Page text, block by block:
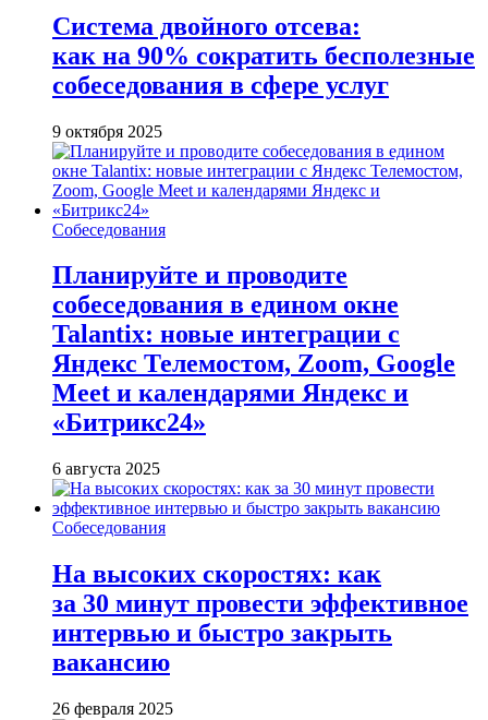
Система двойного отсева:
как на 90% сократить бесполезные
собеседования в сфере услуг
9 октября 2025
Собеседования
Планируйте и проводите
собеседования в едином окне
Talantix: новые интеграции с
Яндекс Телемостом, Zoom, Google
Meet и календарями Яндекс и
«Битрикс24»
6 августа 2025
Собеседования
На высоких скоростях: как
за 30 минут провести эффективное
интервью и быстро закрыть
вакансию
26 февраля 2025